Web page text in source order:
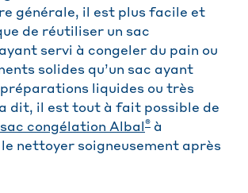
générale, il est plus facile et
de réutiliser un sac
servi à congeler du pain ou
solides qu’un sac ayant
liquides ou très
dit, il est tout à fait possible de
sac congélation Albal® à
nettoyer soigneusement après